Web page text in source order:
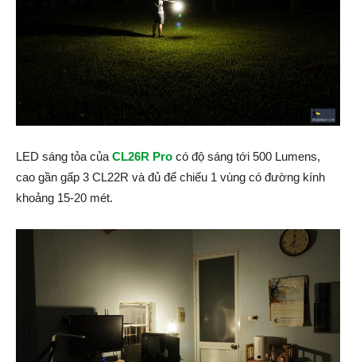
LED sáng tỏa của CL26R Pro có độ sáng tới 500 Lumens,
cao gần gấp 3 CL22R và đủ để chiếu 1 vùng có đường kính
khoảng 15-20 mét.